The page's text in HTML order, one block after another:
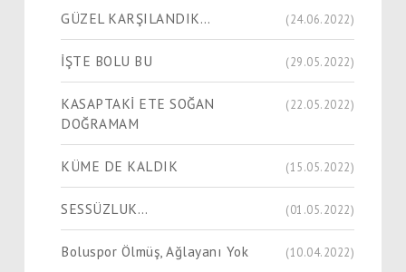
GÜZEL KARŞILANDIK… (24.06.2022)
İŞTE BOLU BU (29.05.2022)
KASAPTAKİ ETE SOĞAN
DOĞRAMAM
(22.05.2022)
KÜME DE KALDIK (15.05.2022)
SESSÜZLUK… (01.05.2022)
Boluspor Ölmüş, Ağlayanı Yok (10.04.2022)